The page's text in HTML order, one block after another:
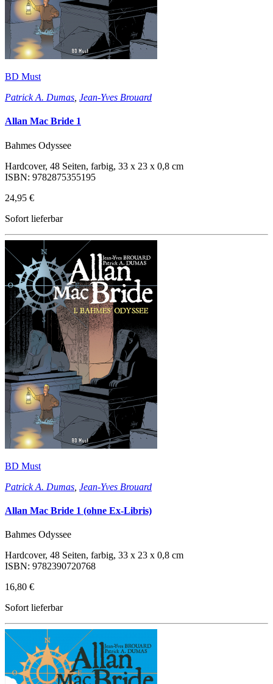
BD Must
Patrick A. Dumas Jean-Yves Brouard
Allan Mac Bride 1
Bahmes Odyssee
Hardcover, 48 Seiten, farbig, 33 x 23 x 0,8 cm
ISBN: 9782875355195
24,95 €
Sofort lieferbar
BD Must
Patrick A. Dumas Jean-Yves Brouard
Allan Mac Bride 1 (ohne Ex-Libris)
Bahmes Odyssee
Hardcover, 48 Seiten, farbig, 33 x 23 x 0,8 cm
ISBN: 9782390720768
16,80 €
Sofort lieferbar